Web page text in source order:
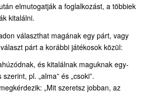
elmutogatják a foglalkozást, a többiek
kitalálni.
választhat magának egy párt, vagy
párt a korábbi játékosok közül:
és kitalálnak maguknak egy-
pl. „alma” és „csoki”.
„Mit szeretsz jobban, az